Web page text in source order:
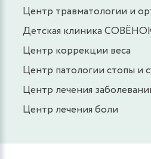
Центр травматологии и
Детская клиника
Центр коррекции веса
Центр патологии стопы и
Центр лечения
Центр лечения боли